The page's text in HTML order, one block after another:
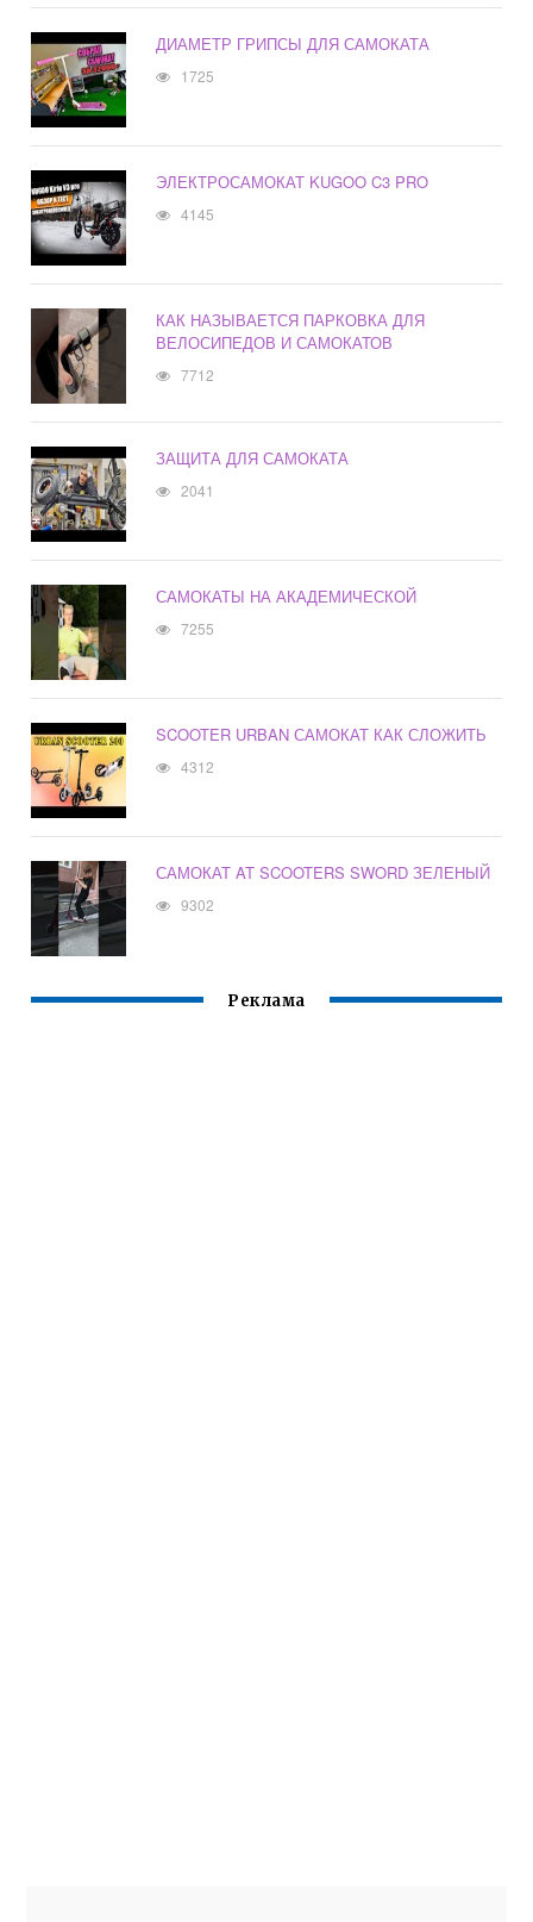
ДИАМЕТР ГРИПСЫ ДЛЯ САМОКАТА
1725
ЭЛЕКТРОСАМОКАТ KUGOO C3 PRO
4145
КАК НАЗЫВАЕТСЯ ПАРКОВКА ДЛЯ
ВЕЛОСИПЕДОВ И САМОКАТОВ
7712
ЗАЩИТА ДЛЯ САМОКАТА
2041
САМОКАТЫ НА АКАДЕМИЧЕСКОЙ
7255
SCOOTER URBAN САМОКАТ КАК СЛОЖИТЬ
4312
САМОКАТ AT SCOOTERS SWORD ЗЕЛЕНЫЙ
9302
Реклама